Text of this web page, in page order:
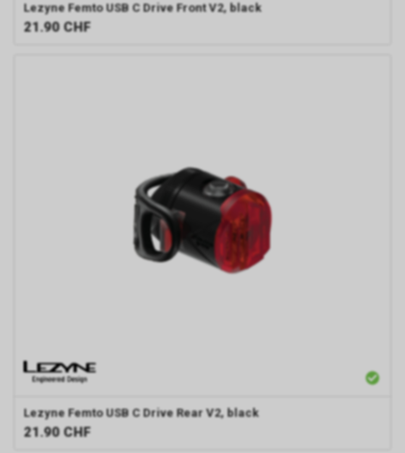
Lezyne Femto USB C Drive Front V2, black
21.90 CHF
Lezyne Femto USB C Drive Rear V2, black
21.90 CHF